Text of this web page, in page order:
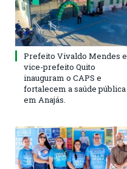
Prefeito Vivaldo Mendes e
vice-prefeito Quito
inauguram o CAPS e
fortalecem a saúde pública
em Anajás.